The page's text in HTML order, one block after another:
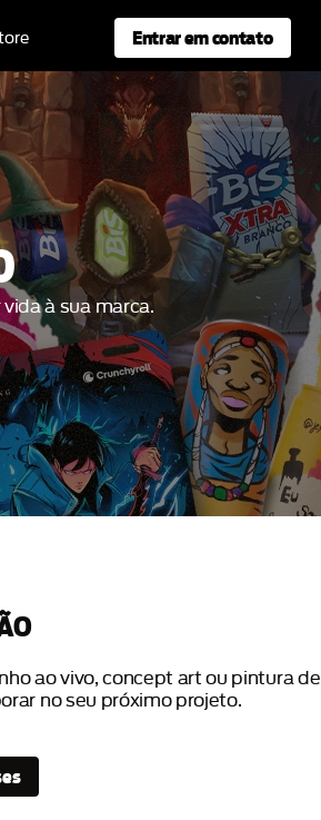
Entrar em contato
à sua marca.
ao vivo, concept art ou pintura de
no seu próximo projeto.